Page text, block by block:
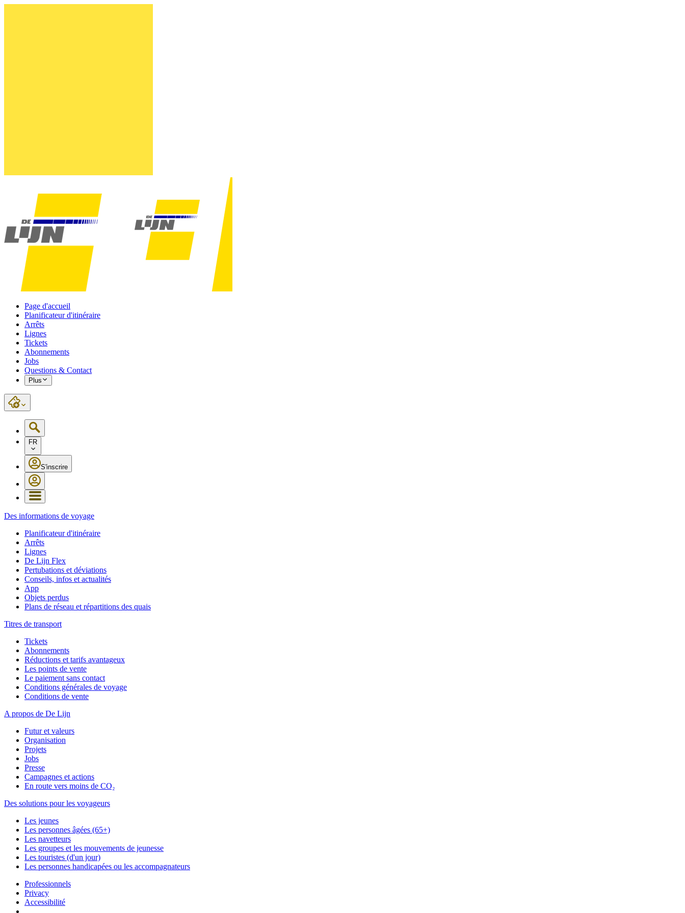
Page d'accueil
Planificateur d'itinéraire
Arrêts
Lignes
Tickets
Abonnements
Jobs
Questions & Contact
Plus
FR
S'inscrire
Des informations de voyage
Planificateur d'itinéraire
Arrêts
Lignes
De Lijn Flex
Pertubations et déviations
Conseils, infos et actualités
App
Objets perdus
Plans de réseau et répartitions des quais
Titres de transport
Tickets
Abonnements
Réductions et tarifs avantageux
Les points de vente
Le paiement sans contact
Conditions générales de voyage
Conditions de vente
A propos de De Lijn
Futur et valeurs
Organisation
Projets
Jobs
Presse
Campagnes et actions
En route vers moins de CO₂
Des solutions pour les voyageurs
Les jeunes
Les personnes âgées (65+)
Les navetteurs
Les groupes et les mouvements de jeunesse
Les touristes (d'un jour)
Les personnes handicapées ou les accompagnateurs
Professionnels
Privacy
Accessibilité